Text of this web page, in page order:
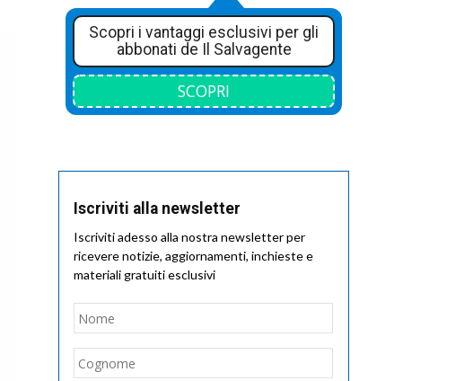
Scopri i vantaggi esclusivi per gli
abbonati de Il Salvagente
SCOPRI
Iscriviti alla newsletter
Iscriviti adesso alla nostra newsletter per
ricevere notizie, aggiornamenti, inchieste e
materiali gratuiti esclusivi
Nome